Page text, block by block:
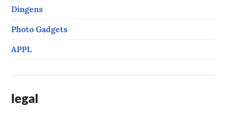
Dingens
Photo Gadgets
APPL
legal